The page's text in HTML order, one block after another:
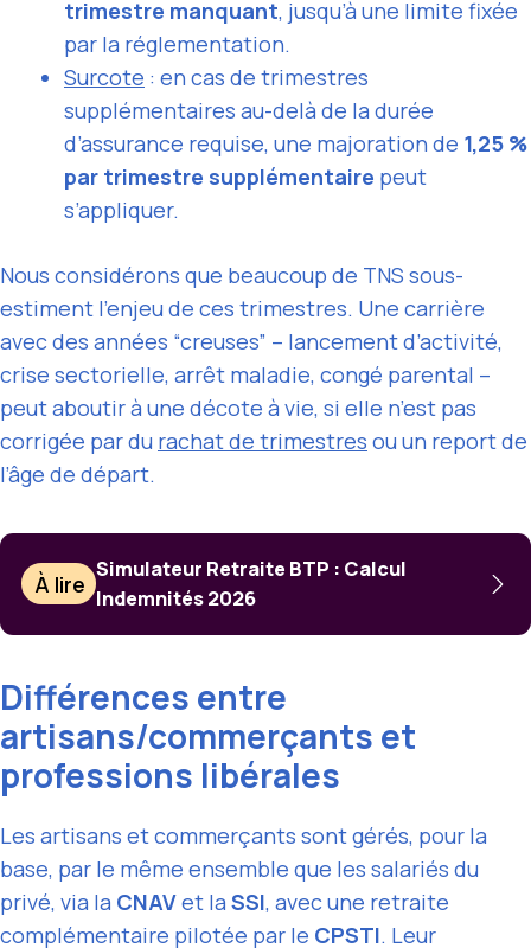
trimestre manquant, jusqu’à une limite fixée
par la réglementation.
Surcote : en cas de trimestres
supplémentaires au-delà de la durée
d’assurance requise, une majoration de 1,25 %
par trimestre supplémentaire peut
s’appliquer.
Nous considérons que beaucoup de TNS sous-
estiment l’enjeu de ces trimestres. Une carrière
avec des années “creuses” – lancement d’activité,
crise sectorielle, arrêt maladie, congé parental –
peut aboutir à une décote à vie, si elle n’est pas
corrigée par du rachat de trimestres ou un report de
l’âge de départ.
À lire
Simulateur Retraite BTP : Calcul
Indemnités 2026
Différences entre
artisans/commerçants et
professions libérales
Les artisans et commerçants sont gérés, pour la
base, par le même ensemble que les salariés du
privé, via la CNAVet la SSI, avec une retraite
complémentaire pilotée par le CPSTI. Leur